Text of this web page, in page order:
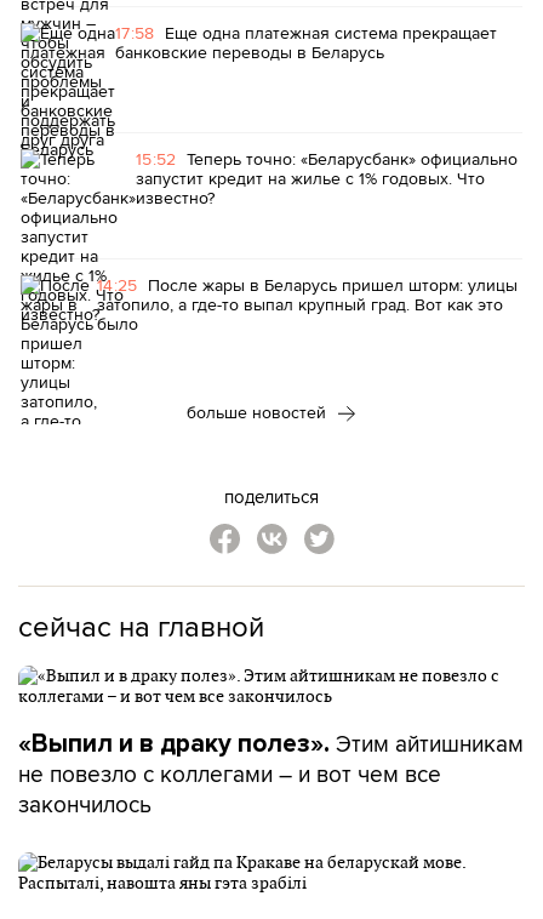
17:58 Еще одна платежная система прекращает
банковские переводы в Беларусь
15:52 Теперь точно: «Беларусбанк» официально
запустит кредит на жилье с 1% годовых. Что
известно?
14:25 После жары в Беларусь пришел шторм: улицы
затопило, а где-то выпал крупный град. Вот как это
было
больше новостей
поделиться
сейчас на главной
«Выпил и в драку полез». Этим айтишникам
не повезло с коллегами – и вот чем все
закончилось